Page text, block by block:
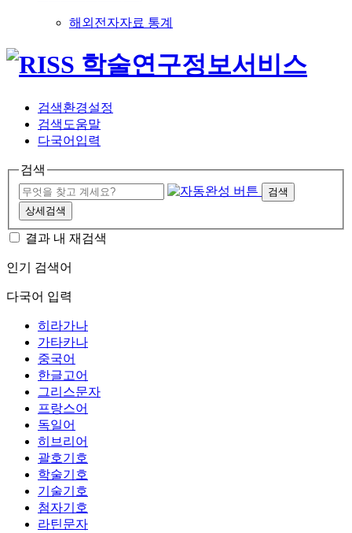
해외전자자료 통계
검색환경설정
검색도움말
다국어입력
검색
검색
상세검색
결과 내 재검색
인기 검색어
다국어 입력
히라가나
가타카나
중국어
한글고어
그리스문자
프랑스어
독일어
히브리어
괄호기호
학술기호
기술기호
첨자기호
라틴문자